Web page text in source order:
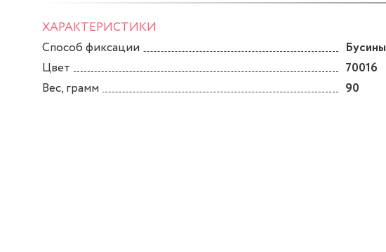
ХАРАКТЕРИСТИКИ
Способ фиксации
Бусины
Цвет
70016
Вес, грамм
90